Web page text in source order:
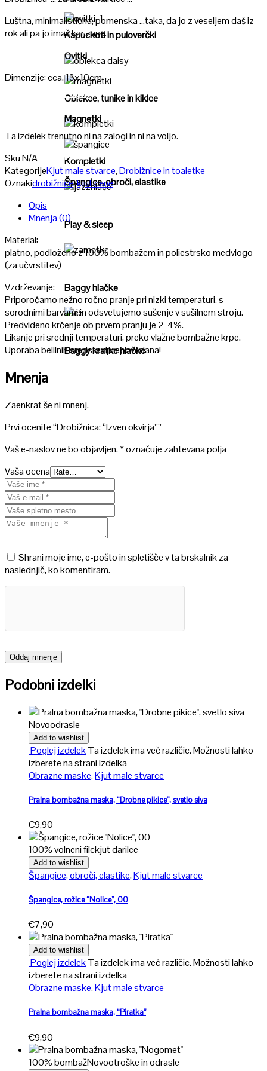
Poglej
Kapuckoti in puloverčki
Poglej
Oblekce, tunike in kiklce
Poglej
Kompletki
Play & sleep
Baggy hlačke
Poglej
Baggy kratke hlačke
Poglej
Ovitki
Poglej
Magnetki
Poglej
Špangice, obroči, elastike
Luštna, minimalistična, pomenska …taka, da jo z veseljem daš iz
rok ali pa jo imaš kar zase.
Dimenzije: cca. 13x10cm
Ta izdelek trenutno ni na zalogi in ni na voljo.
SkuN/A
KategorijeKjut male stvarce,Drobižnice in toaletke
Oznakidrobižnice,kjut cene
Opis
Mnenja (0)
Material:
platno, podloženo z 100% bombažem in poliestrsko medvlogo
(za učvrstitev)
Vzdrževanje:
Priporočamo nežno ročno pranje pri nizki temperaturi, s
sorodnimi barvami in odsvetujemo sušenje v sušilnem stroju.
Predvideno krčenje ob prvem pranju je 2-4%.
Likanje pri srednji temperaturi, preko vlažne bombažne krpe.
Uporaba belilnih sredstev prepovedana!
Mnenja
Zaenkrat še ni mnenj.
Prvi ocenite “Drobižnica: “Izven okvirja””
Vaš e-naslov ne bo objavljen.*označuje zahtevana polja
Vaša ocena
Shrani moje ime, e-pošto in spletišče v ta brskalnik za
naslednjič, ko komentiram.
Podobni izdelki
Novoodrasle
Add to wishlist
Poglej izdelekTa izdelek ima več različic. Možnosti lahko
izberete na strani izdelka
Obrazne maske,Kjut male stvarce
Pralna bombažna maska, “Drobne pikice”, svetlo siva
€9,90
100% volneni filckjut darilce
Add to wishlist
Špangice, obroči, elastike,Kjut male stvarce
Špangice, rožice “Nolice”, 00
€7,90
Add to wishlist
Poglej izdelekTa izdelek ima več različic. Možnosti lahko
izberete na strani izdelka
Obrazne maske,Kjut male stvarce
Pralna bombažna maska, “Piratka”
€9,90
100% bombažNovootroške in odrasle